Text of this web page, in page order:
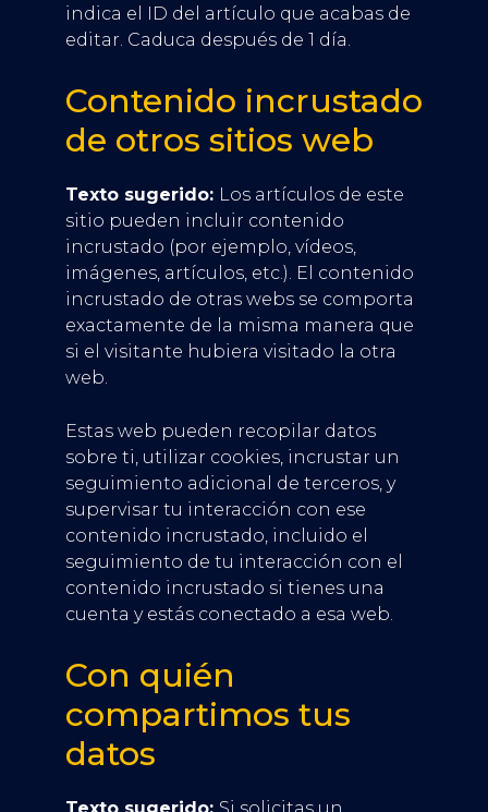
indica el ID del artículo que acabas de
editar. Caduca después de 1 día.
Contenido incrustado
de otros sitios web
Texto sugerido: Los artículos de este
sitio pueden incluir contenido
incrustado (por ejemplo, vídeos,
imágenes, artículos, etc.). El contenido
incrustado de otras webs se comporta
exactamente de la misma manera que
si el visitante hubiera visitado la otra
web.
Estas web pueden recopilar datos
sobre ti, utilizar cookies, incrustar un
seguimiento adicional de terceros, y
supervisar tu interacción con ese
contenido incrustado, incluido el
seguimiento de tu interacción con el
contenido incrustado si tienes una
cuenta y estás conectado a esa web.
Con quién
compartimos tus
datos